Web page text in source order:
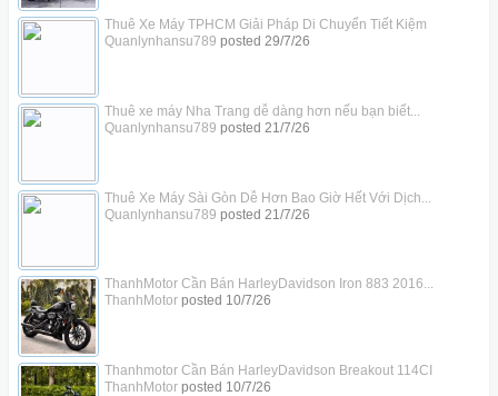
Thuê Xe Máy TPHCM Giải Pháp Di Chuyển Tiết Kiệm
Quanlynhansu789 posted 29/7/26
Thuê xe máy Nha Trang dễ dàng hơn nếu bạn biết...
Quanlynhansu789 posted 21/7/26
Thuê Xe Máy Sài Gòn Dễ Hơn Bao Giờ Hết Với Dịch...
Quanlynhansu789 posted 21/7/26
ThanhMotor Cần Bán HarleyDavidson Iron 883 2016...
ThanhMotorposted 10/7/26
Thanhmotor Cần Bán HarleyDavidson Breakout 114CI
ThanhMotorposted 10/7/26